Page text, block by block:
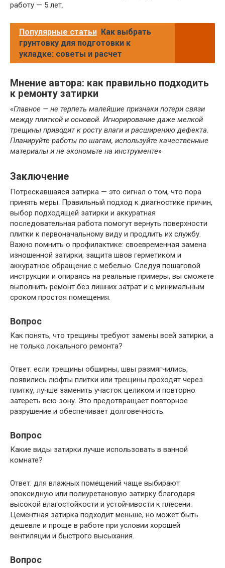
работу — 5 лет.
Популярные статьи Как выбрать
грунтовку для подготовки к
укладке: советы и расчет
Мнение автора: как правильно подходить
к ремонту затирки
«Главное — не терпеть малейшие признаки потери связи
между плиткой и основой. Игнорирование даже мелкой
трещины приводит к росту влаги и расширению дефекта.
Планируйте работы по шагам, используйте качественные
материалы и не экономьте на инструменте»
Заключение
Потрескавшаяся затирка — это сигнал о том, что пора
принять меры. Правильный подход к диагностике причин,
выбор подходящей затирки и аккуратная
последовательная работа помогут вернуть поверхности
плитки к первоначальному виду и продлить их службу.
Важно помнить о профилактике: своевременная замена
изношенной затирки, защита швов герметиком и
аккуратное обращение с мебелью. Следуя пошаговой
инструкции и опираясь на реальные примеры, вы сможете
выполнить ремонт без лишних затрат и с минимальным
сроком простоя помещения.
Вопрос
Как понять, что трещины требуют замены всей затирки, а
не только локального ремонта?
Ответ: если трещины обширны, швы размягчились,
появились люфты плитки или трещины проходят через
плитку, лучше заменить участок целиком и повторно
затереть всю зону. Это предотвращает повторное
разрушение и обеспечивает долговечность.
Вопрос
Какие виды затирки лучше использовать в ванной
комнате?
Ответ: для влажных помещений чаще выбирают
эпоксидную или полиуретановую затирку благодаря
высокой влагостойкости и устойчивости к плесени.
Цементная затирка подходит меньше, но может быть
дешевле и проще в работе при условии хорошей
вентиляции и быстрого высыхания.
Вопрос